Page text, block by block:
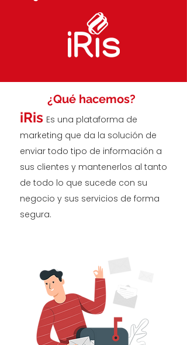
¿Qué hacemos?
iRis Es una plataforma de
marketing que da la solución de
enviar todo tipo de información a
sus clientes y mantenerlos al tanto
de todo lo que sucede con su
negocio y sus servicios de forma
segura.